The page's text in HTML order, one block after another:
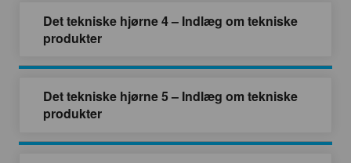
Det tekniske hjørne 4 – Indlæg om tekniske
produkter
Det tekniske hjørne 5 – Indlæg om tekniske
produkter